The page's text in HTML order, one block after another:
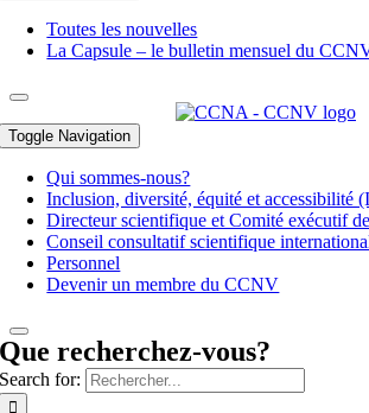
Toutes les nouvelles
La Capsule – le bulletin mensuel du
Toggle Navigation
Qui sommes-nous?
Inclusion, diversité, équité et accessibilité
Directeur scientifique et Comité exécutif
Conseil consultatif scientifique
Personnel
Devenir un membre du CCNV
Que recherchez-vous?
Search for: